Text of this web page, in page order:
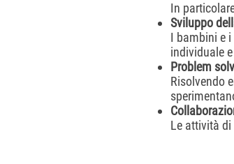
In
Sviluppo
I bambini e
individuale
Problem
Risolvendo
Le attività